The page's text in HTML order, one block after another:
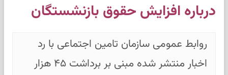
درباره افزایش حقوق بازنشستگان
روابط عمومی سازمان تامین اجتماعی با رد
اخبار منتشر شده مبنی بر برداشت ۴۵ هزار